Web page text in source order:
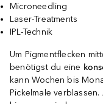
Microneedling
Laser-Treatments
IPL-Technik
Um Pigmentflecken
benötigst du eine
kann Wochen bis
Pickelmale